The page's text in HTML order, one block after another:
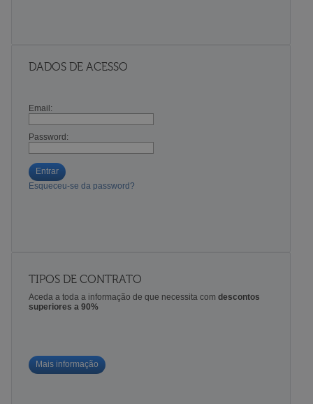
DADOS DE ACESSO
Email:
Password:
Entrar
Esqueceu-se da password?
TIPOS DE CONTRATO
Aceda a toda a informação de que necessita com descontos
superiores a 90%
Mais informação